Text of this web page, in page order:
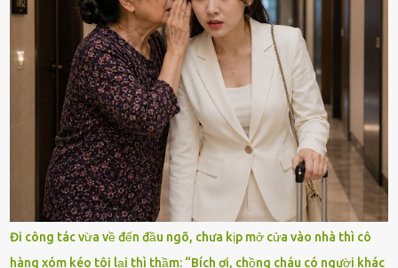
Đi công tác vừa về đến đầu ngõ, chưa kịp mở cửa vào nhà thì cô
hàng xóm kéo tôi lại thì thầm: “Bích ơi, chồng cháu có người khác